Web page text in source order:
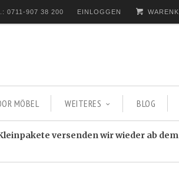
0711-907 38 200 EINLOGGEN
MÖBEL WEITERES BLOG
versenden wir wieder ab dem